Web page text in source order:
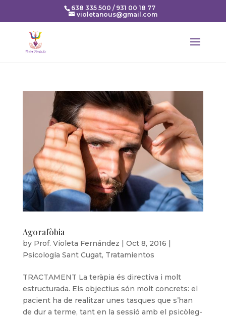
638 335 500 / 931 00 18 77
violetanous@gmail.com
Agorafòbia
by Prof. Violeta Fernández | Oct 8, 2016 |
Psicología Sant Cugat, Tratamientos
TRACTAMENT La teràpia és directiva i molt
estructurada. Els objectius són molt concrets: el
pacient ha de realitzar unes tasques que s’han
de dur a terme, tant en la sessió amb el psicòleg-